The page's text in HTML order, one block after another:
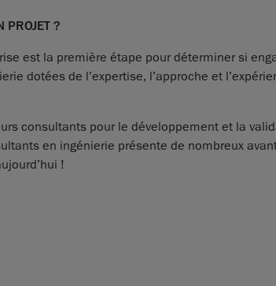
PROJET ?
est la première étape pour déterminer si
dotées de l’expertise, l’approche et
consultants pour le développement et la
en ingénierie présente de nombreux
!